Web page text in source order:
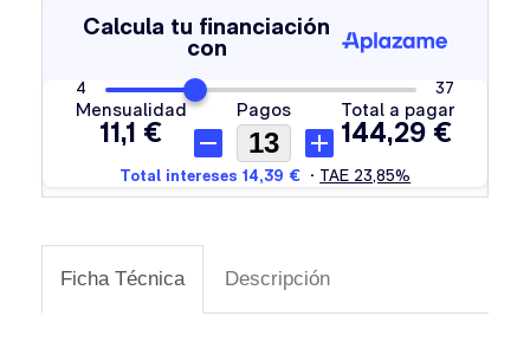
Ficha Técnica Descripción